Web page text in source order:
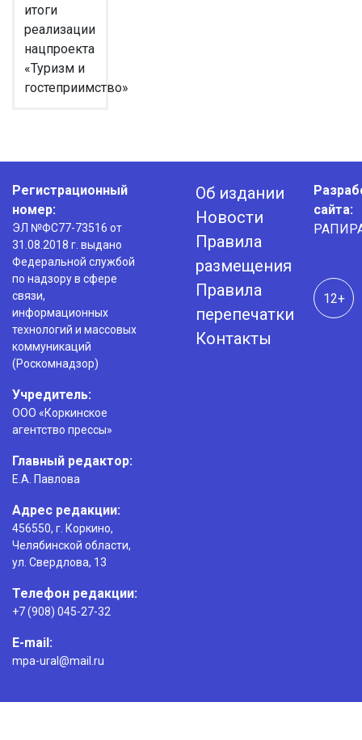
итоги
реализации
нацпроекта
«Туризм и
гостеприимство»
Регистрационный
номер:
ЭЛ №ФС77-73516 от
31.08.2018 г. выдано
Федеральной службой
по надзору в сфере
связи,
информационных
технологий и массовых
коммуникаций
(Роскомнадзор)
Учредитель:
ООО «Коркинское
агентство прессы»
Главный редактор:
Е.А. Павлова
Адрес редакции:
456550, г. Коркино,
Челябинской области,
ул. Свердлова, 13
Телефон редакции:
+7 (908) 045-27-32
E-mail:
mpa-ural@mail.ru
Об издании
Новости
Правила
размещения
Правила
перепечатки
Контакты
сайта:
12+